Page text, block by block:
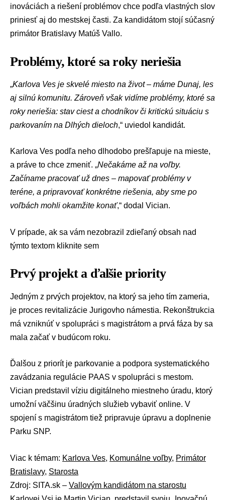
inováciách a riešení problémov chce podľa vlastných slov
priniesť aj do mestskej časti. Za kandidátom stojí súčasný
primátor Bratislavy Matúš Vallo.
Problémy, ktoré sa roky neriešia
„Karlova Ves je skvelé miesto na život – máme Dunaj, les
aj silnú komunitu. Zároveň však vidíme problémy, ktoré sa
roky neriešia: stav ciest a chodníkov či kritickú situáciu s
parkovaním na Dlhých dieloch,“ uviedol kandidát.
Karlova Ves podľa neho dlhodobo prešľapuje na mieste,
a práve to chce zmeniť. „Nečakáme až na voľby.
Začíname pracovať už dnes – mapovať problémy v
teréne, a pripravovať konkrétne riešenia, aby sme po
voľbách mohli okamžite konať,“ dodal Vician.
V prípade, ak sa vám nezobrazil zdieľaný obsah nad
týmto textom kliknite sem
Prvý projekt a ďalšie priority
Jedným z prvých projektov, na ktorý sa jeho tím zameria,
je proces revitalizácie Jurigovho námestia. Rekonštrukcia
má vzniknúť v spolupráci s magistrátom a prvá fáza by sa
mala začať v budúcom roku.
Ďalšou z priorít je parkovanie a podpora systematického
zavádzania regulácie PAAS v spolupráci s mestom.
Vician predstavil víziu digitálneho miestneho úradu, ktorý
umožní väčšinu úradných služieb vybaviť online. V
spojení s magistrátom tiež pripravuje úpravu a doplnenie
Parku SNP.
Viac k témam: Karlova Ves, Komunálne voľby, Primátor
Bratislavy, Starosta
Zdroj: SITA.sk – Vallovým kandidátom na starostu